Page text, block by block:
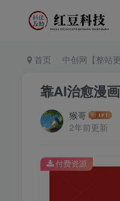
首页 中创网【整站更
靠AI治愈漫
猴哥
2年前更新
付费资源